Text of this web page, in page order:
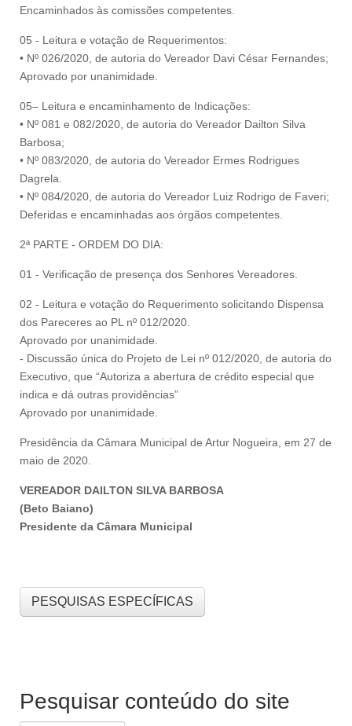
Encaminhados às comissões competentes.
05 - Leitura e votação de Requerimentos:
• Nº 026/2020, de autoria do Vereador Davi César Fernandes;
Aprovado por unanimidade.
05– Leitura e encaminhamento de Indicações:
• Nº 081 e 082/2020, de autoria do Vereador Dailton Silva
Barbosa;
• Nº 083/2020, de autoria do Vereador Ermes Rodrigues
Dagrela.
• Nº 084/2020, de autoria do Vereador Luiz Rodrigo de Faveri;
Deferidas e encaminhadas aos órgãos competentes.
2ª PARTE - ORDEM DO DIA:
01 - Verificação de presença dos Senhores Vereadores.
02 - Leitura e votação do Requerimento solicitando Dispensa
dos Pareceres ao PL nº 012/2020.
Aprovado por unanimidade.
- Discussão única do Projeto de Lei nº 012/2020, de autoria do
Executivo, que “Autoriza a abertura de crédito especial que
indica e dá outras providências”
Aprovado por unanimidade.
Presidência da Câmara Municipal de Artur Nogueira, em 27 de
maio de 2020.
VEREADOR DAILTON SILVA BARBOSA
(Beto Baiano)
Presidente da Câmara Municipal
PESQUISAS ESPECÍFICAS
Pesquisar conteúdo do site